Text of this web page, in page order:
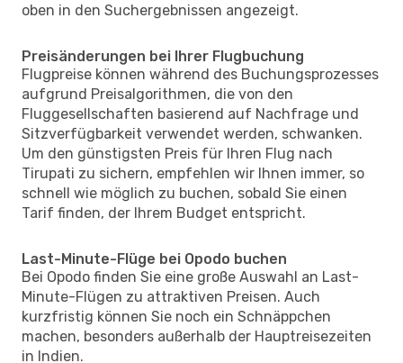
oben in den Suchergebnissen angezeigt.
Preisänderungen bei Ihrer Flugbuchung
Flugpreise können während des Buchungsprozesses
aufgrund Preisalgorithmen, die von den
Fluggesellschaften basierend auf Nachfrage und
Sitzverfügbarkeit verwendet werden, schwanken.
Um den günstigsten Preis für Ihren Flug nach
Tirupati zu sichern, empfehlen wir Ihnen immer, so
schnell wie möglich zu buchen, sobald Sie einen
Tarif finden, der Ihrem Budget entspricht.
Last-Minute-Flüge bei Opodo buchen
Bei Opodo finden Sie eine große Auswahl an Last-
Minute-Flügen zu attraktiven Preisen. Auch
kurzfristig können Sie noch ein Schnäppchen
machen, besonders außerhalb der Hauptreisezeiten
in Indien.